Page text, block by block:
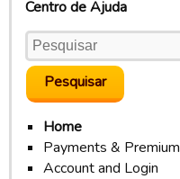
Centro de Ajuda
Home
Payments & Premium
Account and Login